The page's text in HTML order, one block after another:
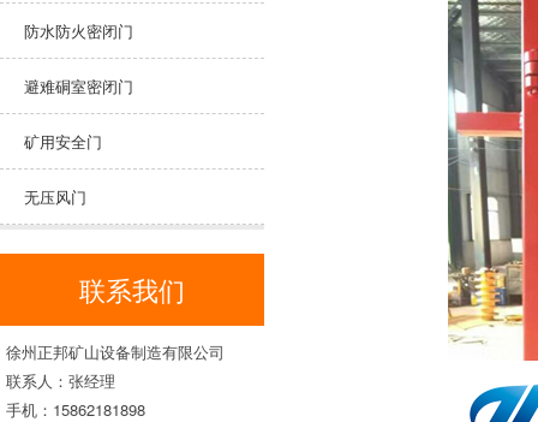
防水防火密闭门
避难硐室密闭门
矿用安全门
无压风门
联系我们
徐州正邦矿山设备制造有限公司
联系人：张经理
手机：15862181898